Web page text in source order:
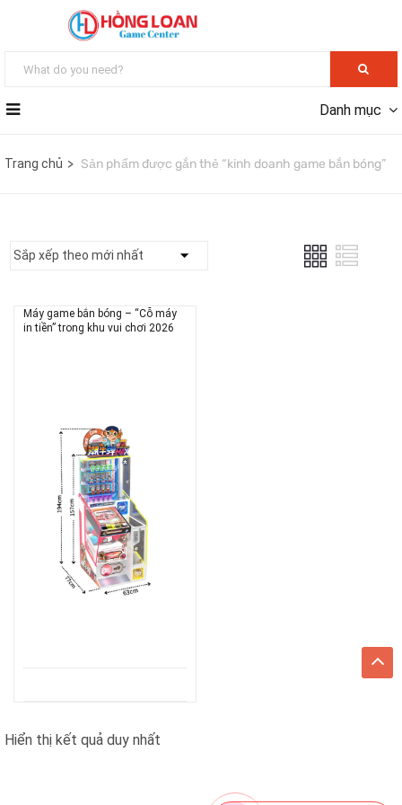
Danh mục
Trang chủ Sản phẩm được gắn thẻ “kinh doanh game bắn bóng”
Máy game bắn bóng – “Cỗ máy
in tiền” trong khu vui chơi 2026
Hiển thị kết quả duy nhất